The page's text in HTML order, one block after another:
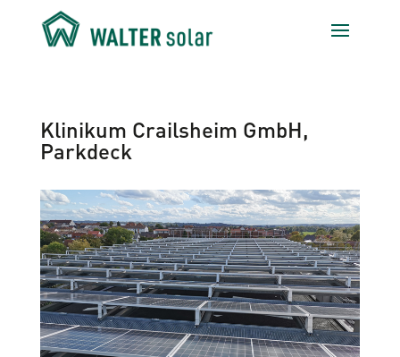
Klinikum Crailsheim GmbH,
Parkdeck